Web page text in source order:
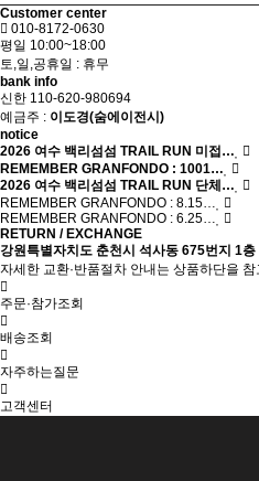
Customer center
010-8172-0630
평일 10:00~18:00
토,일,공휴일 : 휴무
bank info
신한 110-620-980694
예금주 : 이도경(숨에이전시)
notice
2026 여수 백리섬섬 TRAIL RUN 미접…
REMEMBER GRANFONDO : 1001…
2026 여수 백리섬섬 TRAIL RUN 단체…
REMEMBER GRANFONDO : 8.15…
REMEMBER GRANFONDO : 6.25…
RETURN / EXCHANGE
강원특별자치도 춘천시 석사동 675번지 1층
자세한 교환·반품절차 안내는 상품하단을 참
주문·참가조회
배송조회
자주하는질문
고객센터